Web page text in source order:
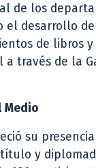
de los
el desarrollo
de libros y
través de la
Medio
su
y